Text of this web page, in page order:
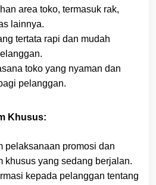
area toko, termasuk rak,
lainnya.
tertata rapi dan mudah
toko yang nyaman dan
pelanggan.
Khusus:
pelaksanaan promosi dan
khusus yang sedang berjalan.
kepada pelanggan tentang